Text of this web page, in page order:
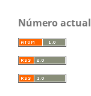
Número actual